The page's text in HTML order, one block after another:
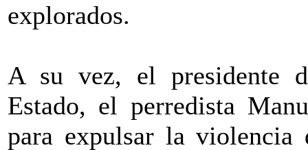
explorados.
A su vez, el presidente
Estado, el perredista
para expulsar la violencia